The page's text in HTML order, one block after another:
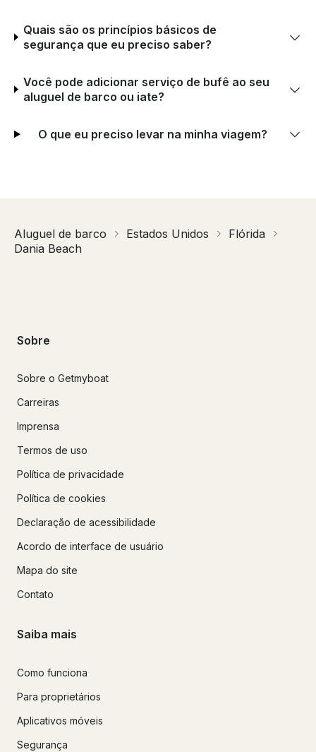
Quais são os princípios básicos de
segurança que eu preciso saber?
Você pode adicionar serviço de bufê ao seu
aluguel de barco ou iate?
O que eu preciso levar na minha viagem?
Aluguel de barco Estados Unidos
Flórida
Dania Beach
Sobre
Sobre o Getmyboat
Carreiras
Imprensa
Termos de uso
Política de privacidade
Política de cookies
Declaração de acessibilidade
Acordo de interface de usuário
Mapa do site
Contato
Saiba mais
Como funciona
Para proprietários
Aplicativos móveis
Segurança